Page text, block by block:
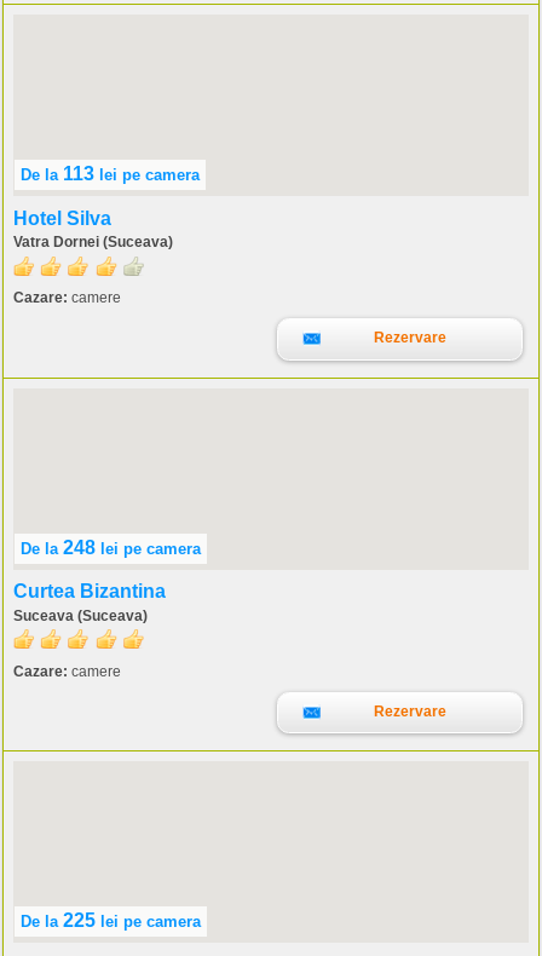
De la 113 lei pe camera
Hotel Silva
Vatra Dornei (Suceava)
Cazare: camere
Rezervare
De la 248 lei pe camera
Curtea Bizantina
Suceava (Suceava)
Cazare: camere
Rezervare
De la 225 lei pe camera